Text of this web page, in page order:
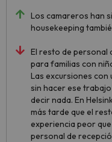
Los camareros han
housekeeping
El resto de personal
para familias con
Las excursiones con
sin hacer ese
decir nada. En
más tarde que el
experiencia peor
personal de